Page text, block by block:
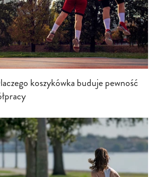
koszykówka buduje pewność